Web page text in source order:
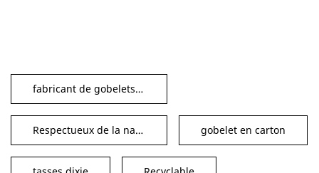
fabricant de gobelets en papier
Respectueux de la nature gobelet en carton